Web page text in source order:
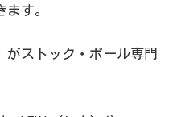
す。
がストック・ポール専門